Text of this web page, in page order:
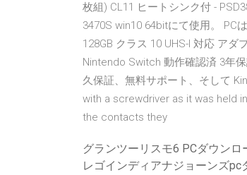
枚組) CL11 ヒートシンク付 -
3470S win10 64bitにて使用。 PC
128GB クラス 10 UHS-I 対応 アダ
Nintendo Switch 動作確認済 3年
久保証、無料サポート、そして
with a screwdriver as it was held
the contacts they
グランツーリスモ6 PCダウン
レゴインディアナジョーンズpc